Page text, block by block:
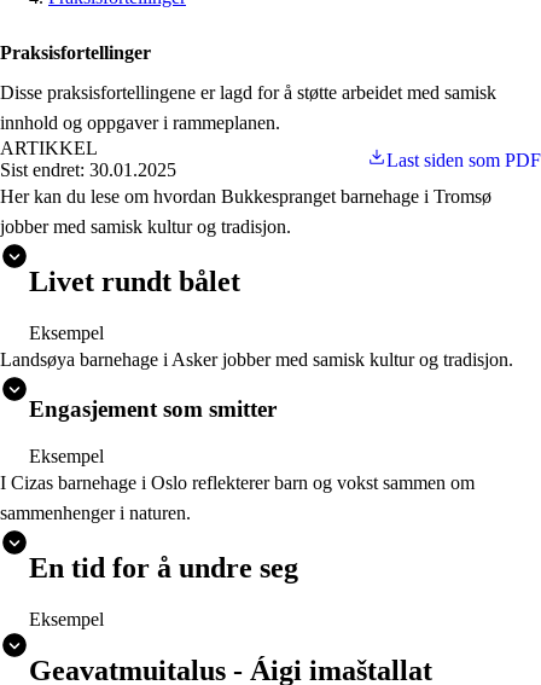
Praksisfortellinger
Disse praksisfortellingene er lagd for å støtte arbeidet med samisk
innhold og oppgaver i rammeplanen.
ARTIKKEL
Sist endret: 30.01.2025
Last siden som PDF
Her kan du lese om hvordan Bukkespranget barnehage i Tromsø
jobber med samisk kultur og tradisjon.
Livet rundt bålet
Eksempel
Landsøya barnehage i Asker jobber med samisk kultur og tradisjon.
Engasjement som smitter
Eksempel
I Cizas barnehage i Oslo reflekterer barn og vokst sammen om
sammenhenger i naturen.
En tid for å undre seg
Eksempel
Geavatmuitalus - Áigi imaštallat